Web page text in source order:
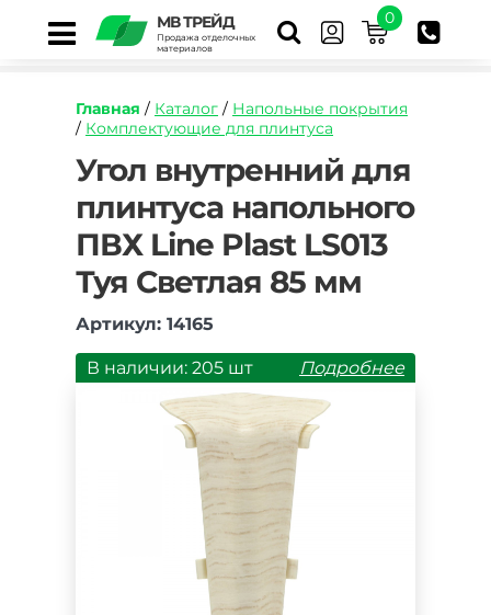
МВ ТРЕЙД
Продажа отделочных
материалов
0
Главная / Каталог / Напольные покрытия
/ Комплектующие для плинтуса
https://mvtrade.ru/images/id/normal/ugol-
vnutrenniy-
dlya-
plintusa-
napolnogo-
pvh-
line-
ls013-
tuya-
svetlaya-
Угол внутренний для
плинтуса напольного
ПВХ Line Plast LS013
Туя Светлая 85 мм
Артикул: 14165
В наличии: 205 шт Подробнее